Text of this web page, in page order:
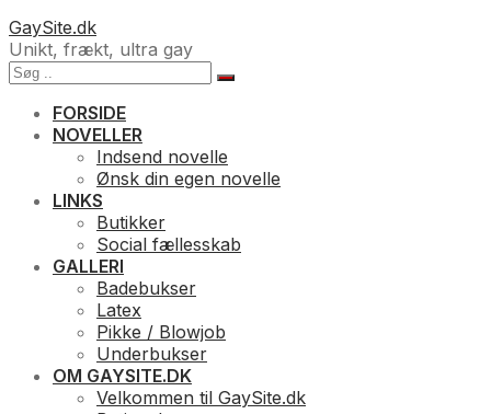
GaySite.dk
Unikt, frækt, ultra gay
FORSIDE
NOVELLER
Indsend novelle
Ønsk din egen novelle
LINKS
Butikker
Social fællesskab
GALLERI
Badebukser
Latex
Pikke / Blowjob
Underbukser
OM GAYSITE.DK
Velkommen til GaySite.dk